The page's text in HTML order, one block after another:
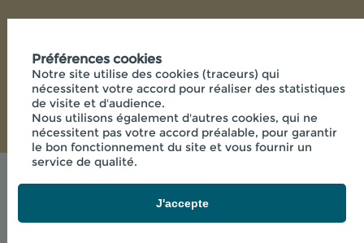
Mentions légales
© 2026 - CPIE PAYS DE L'AISNE - 33 RUE DES
VICTIMES DE COMPORTET , 02000 MERLIEUX-ET-
Préférences cookies
Notre site utilise des cookies (traceurs) qui
nécessitent votre accord pour réaliser des statistiques
de visite et d'audience.
Nous utilisons également d'autres cookies, qui ne
nécessitent pas votre accord préalable, pour garantir
le bon fonctionnement du site et vous fournir un
service de qualité.
J'accepte